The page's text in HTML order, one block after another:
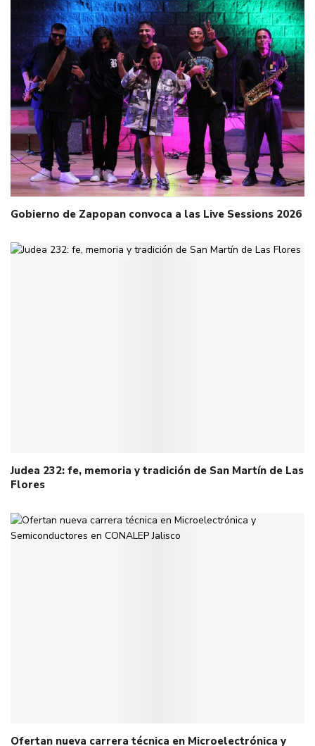
Gobierno de Zapopan convoca a las Live Sessions 2026
Judea 232: fe, memoria y tradición de San Martín de Las
Flores
Ofertan nueva carrera técnica en Microelectrónica y